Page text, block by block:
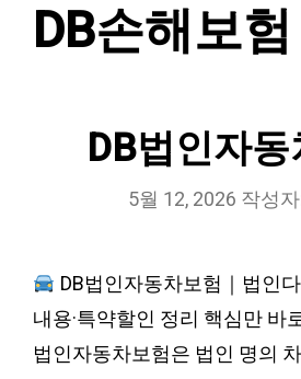
DB손해보험
DB법인자
5월 12, 2026 작성
DB법인자동차보험｜법인
내용·특약할인 정리 핵심만 바
법인자동차보험은 법인 명의